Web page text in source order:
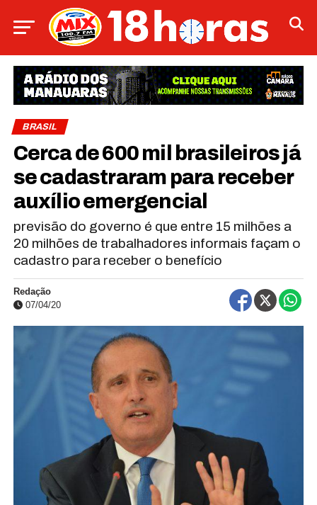
BRASIL
Cerca de 600 mil brasileiros já
se cadastraram para receber
auxílio emergencial
previsão do governo é que entre 15 milhões a
20 milhões de trabalhadores informais façam o
cadastro para receber o benefício
Redação
07/04/20